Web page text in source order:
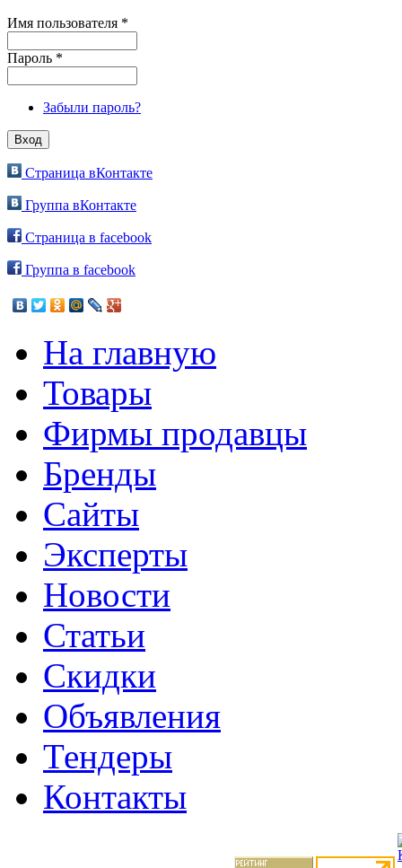
Имя пользователя *
Пароль *
Забыли пароль?
Страница вКонтакте
Группа вКонтакте
Страница в facebook
Группа в facebook
На главную
Товары
Фирмы продавцы
Бренды
Сайты
Эксперты
Новости
Статьи
Скидки
Объявления
Тендеры
Контакты